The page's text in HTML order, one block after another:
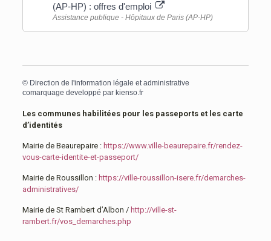
(AP-HP) : offres d'emploi
Assistance publique - Hôpitaux de Paris (AP-HP)
© Direction de l'information légale et administrative
comarquage developpé par kienso.fr
Les communes habilitées pour les passeports et les carte
d’identités
Mairie de Beaurepaire : https://www.ville-beaurepaire.fr/rendez-
vous-carte-identite-et-passeport/
Mairie de Roussillon : https://ville-roussillon-isere.fr/demarches-
administratives/
Mairie de St Rambert d’Albon / http://ville-st-
rambert.fr/vos_demarches.php